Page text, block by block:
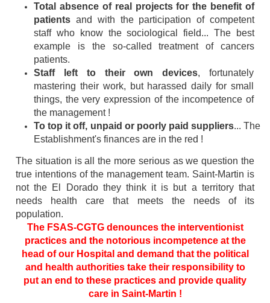
Total absence of real projects for the benefit of
patients and with the participation of competent
staff who know the sociological field... The best
example is the so-called treatment ofcancers
patients.
Staff left to their own devices, fortunately
mastering their work, but harassed daily for small
things, the veryexpression of the incompetence of
the management !
To top it off, unpaid or poorly paid suppliers... The
Establishment's finances are in the red !
The situation is all the more serious as we question the
true intentions of the management team. Saint-Martin is
not the El Dorado they think it is but a territory that
needs health care that meets the needs of its
population.
The FSAS-CGTG denounces the interventionist
practices and the notorious incompetence at the
head of our Hospital and demand that the political
and health authorities take their responsibility to
put an end to these practices and provide quality
care in Saint-Martin !